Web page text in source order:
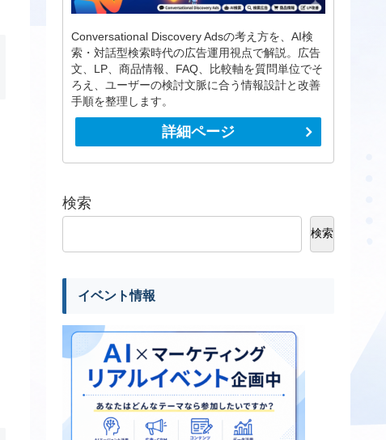
Conversational Discovery Adsの考え方を、AI検
索・対話型検索時代の広告運用視点で解説。広告
文、LP、商品情報、FAQ、比較軸を質問単位でそ
ろえ、ユーザーの検討文脈に合う情報設計と改善
手順を整理します。
詳細ページ
検索
検索
イベント情報